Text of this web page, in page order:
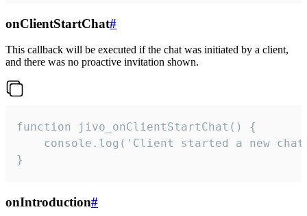
onClientStartChat#
This callback will be executed if the chat was initiated by a client,
and there was no proactive invitation shown.
function jivo_onClientStartChat() {
console.log('Client started a new
}
onIntroduction#